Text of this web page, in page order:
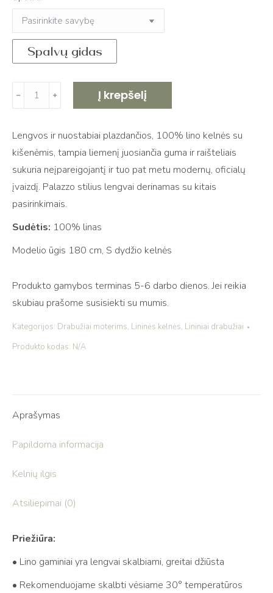
Spalvų gidas
produkto
kiekis:
lininės
kelnės
su
guma
LUNA
gray
stripe
﹣ ﹢ Į krepšelį
Lengvos ir nuostabiai plazdančios, 100% lino kelnės su
kišenėmis, tampia liemenį juosiančia guma ir raišteliais
sukuria neįpareigojantį ir tuo pat metu modernų, oficialų
įvaizdį. Palazzo stilius lengvai derinamas su kitais
pasirinkimais.
Sudėtis: 100% linas
Modelio ūgis 180 cm, S dydžio kelnės
Produkto gamybos terminas 5-6 darbo dienos. Jei reikia
skubiau prašome susisiekti su mumis.
Kategorijos: Drabužiai moterims, Lininės kelnės, Lininiai drabužiai
Produkto kodas: N/A
Aprašymas
Papildoma informacija
Kelnių ilgis
Atsiliepimai (0)
Priežiūra:
• Lino gaminiai yra lengvai skalbiami, greitai džiūsta
• Rekomenduojame skalbti vėsiame 30° temperatūros